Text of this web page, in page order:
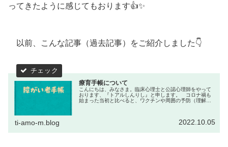
ってきたように感じてもおります👍✨
以前、こんな記事（過去記事）をご紹介しました👇
療育手帳について
こんにちは、みなさま。臨床心理士と公認心理師をやって
おります、『トアルしんりし』と申します。 コロナ禍も
始まった当初と比べると、ワクチンや周囲の予防（理解含
ti-amo-m.blog 2022.10.05